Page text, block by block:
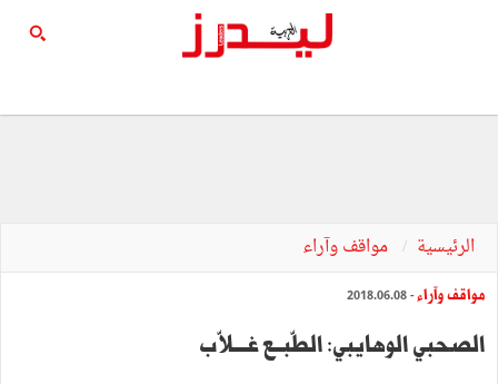
الرئيسية مواقف وآراء
مواقف وآراء- 2018.06.08
الصحبي الوهايبي: الطّبـــع غــــلاّب